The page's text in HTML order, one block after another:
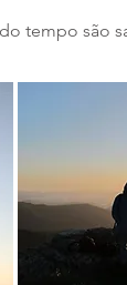
tempo são